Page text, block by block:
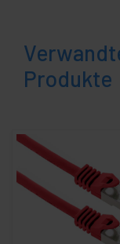
Produkte